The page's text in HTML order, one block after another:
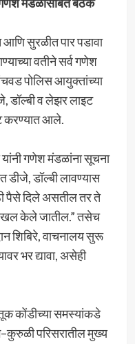
सुरळीत पार पडावा
वतीने सर्व गणेश
पोलिस आयुक्तांच्या
डॉल्बी व लेझर लाइट
करण्यात आले.
यांनी गणेश मंडळांना सूचना
डीजे, डॉल्बी लावण्यास
पैसे दिले असतील तर ते
केले जातील.” तसेच
शिबिरे, वाचनालय सुरू
भर द्यावा, असेही
कोंडीच्या समस्यांकडे
परिसरातील मुख्य